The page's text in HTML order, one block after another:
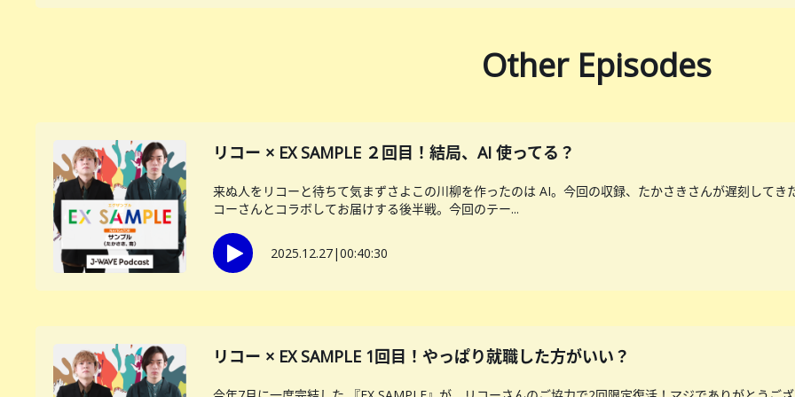
Other Episodes
リコー × EX SAMPLE ２回目！結局、AI 使ってる？
来ぬ人をリコーと待ちて気まずさよこの川柳を作ったのは AI。今回の収録、たかさきさんが遅刻して
コーさんとコラボしてお届けする後半戦。今回のテー...
2025.12.27|00:40:30
リコー × EX SAMPLE 1回目！やっぱり就職した方がいい？